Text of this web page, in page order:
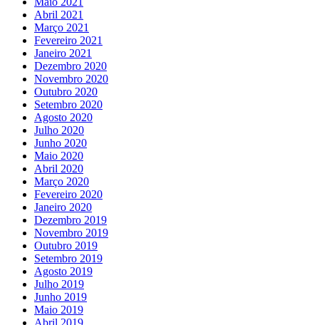
Abril 2021
Março 2021
Fevereiro 2021
Janeiro 2021
Dezembro 2020
Novembro 2020
Outubro 2020
Setembro 2020
Agosto 2020
Julho 2020
Junho 2020
Maio 2020
Abril 2020
Março 2020
Fevereiro 2020
Janeiro 2020
Dezembro 2019
Novembro 2019
Outubro 2019
Setembro 2019
Agosto 2019
Julho 2019
Junho 2019
Maio 2019